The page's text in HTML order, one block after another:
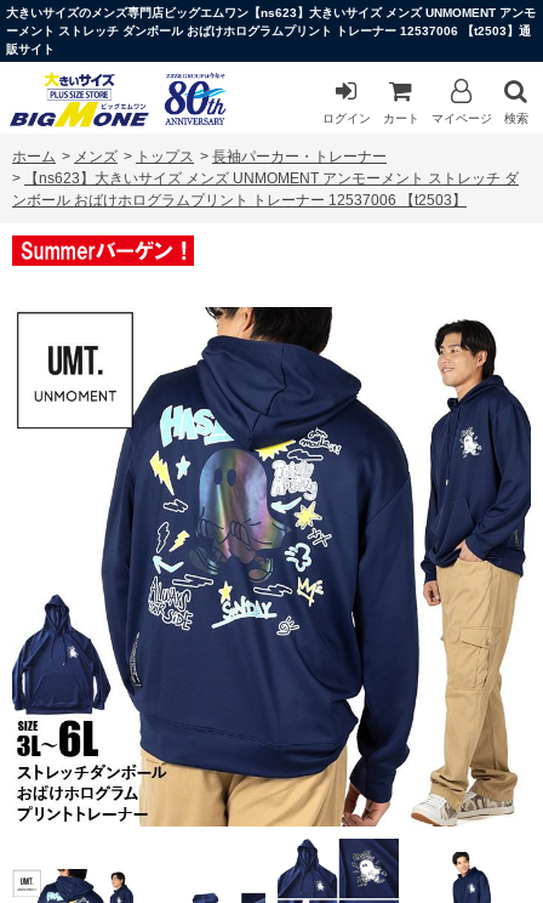
大きいサイズのメンズ専門店ビッグエムワン【ns623】大きいサイズ メンズ UNMOMENT アンモ
ーメント ストレッチ ダンボール おばけホログラムプリント トレーナー 12537006 【t2503】通
販サイト
ログイン カート マイページ 検索
ホーム > メンズ > トップス > 長袖パーカー・トレーナー
>
【ns623】大きいサイズ メンズ UNMOMENT アンモーメント ストレッチ ダ
ンボール おばけホログラムプリント トレーナー 12537006 【t2503】